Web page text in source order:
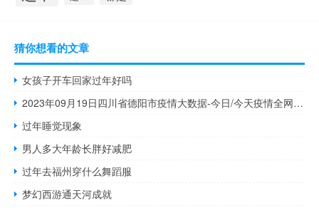
猜你想看的文章
女孩子开车回家过年好吗
2023年09月19日四川省德阳市疫情大数据-今日/今天疫情全网搜索最新实时消息动态情况通知播报
过年睡觉现象
男人多大年龄长胖好减肥
过年去福州穿什么舞蹈服
梦幻西游通天河成就